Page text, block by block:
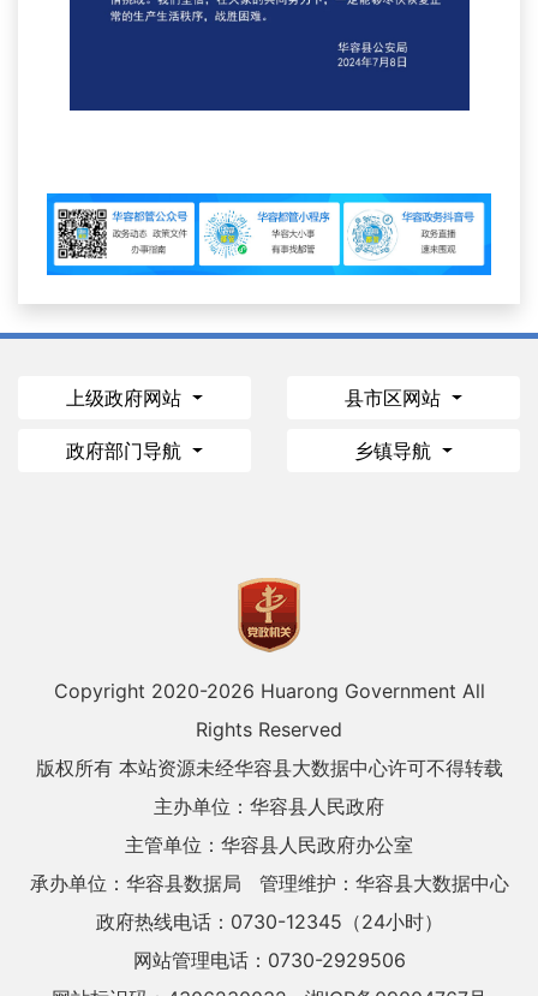
上级政府网站 县市区网站
政府部门导航 乡镇导航
Copyright 2020-2026 Huarong Government All
Rights Reserved
版权所有 本站资源未经华容县大数据中心许可不得转载
主办单位：华容县人民政府
主管单位：华容县人民政府办公室
承办单位：华容县数据局
管理维护：华容县大数据中心
政府热线电话：0730-12345（24小时）
网站管理电话：0730-2929506